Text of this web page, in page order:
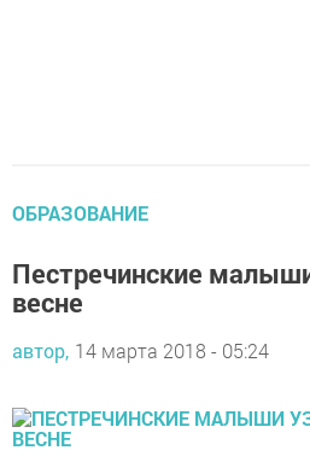
ОБРАЗОВАНИЕ
Пестречинские
весне
автор, 14 марта 2018 - 05:24